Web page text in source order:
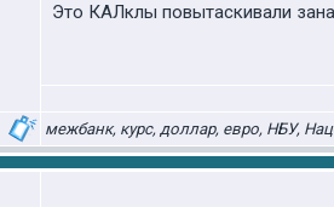
Это КАЛклы повытаскивали
межбанк, курс, доллар, евро, НБУ,